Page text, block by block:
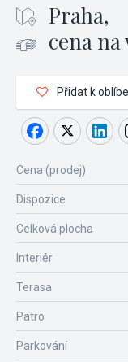
Praha,
cena
Přidat k
Cena (prodej)
Dispozice
Celková plocha
Interiér
Terasa
Patro
Parkování